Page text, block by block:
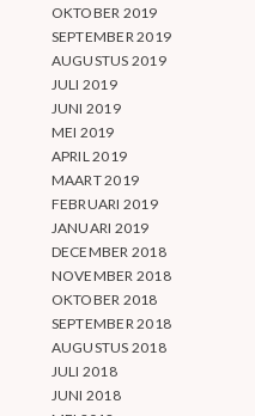
OKTOBER 2019
SEPTEMBER 2019
AUGUSTUS 2019
JULI 2019
JUNI 2019
MEI 2019
APRIL 2019
MAART 2019
FEBRUARI 2019
JANUARI 2019
DECEMBER 2018
NOVEMBER 2018
OKTOBER 2018
SEPTEMBER 2018
AUGUSTUS 2018
JULI 2018
JUNI 2018